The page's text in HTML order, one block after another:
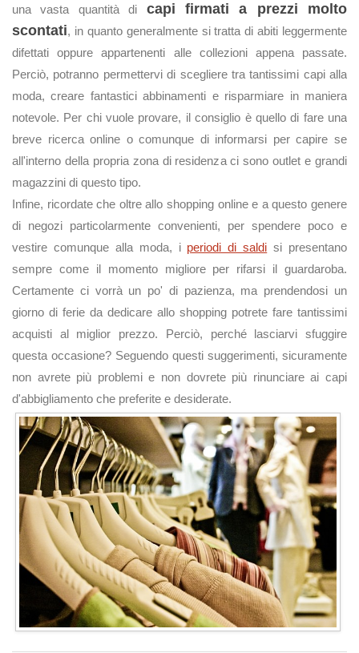
una vasta quantità di capi firmati a prezzi molto
scontati, in quanto generalmente si tratta di abiti leggermente
difettati oppure appartenenti alle collezioni appena passate.
Perciò, potranno permettervi di scegliere tra tantissimi capi alla
moda, creare fantastici abbinamenti e risparmiare in maniera
notevole. Per chi vuole provare, il consiglio è quello di fare una
breve ricerca online o comunque di informarsi per capire se
all'interno della propria zona di residenza ci sono outlet e grandi
magazzini di questo tipo.
Infine, ricordate che oltre allo shopping online e a questo genere
di negozi particolarmente convenienti, per spendere poco e
vestire comunque alla moda, i periodi di saldi si presentano
sempre come il momento migliore per rifarsi il guardaroba.
Certamente ci vorrà un po' di pazienza, ma prendendosi un
giorno di ferie da dedicare allo shopping potrete fare tantissimi
acquisti al miglior prezzo. Perciò, perché lasciarvi sfuggire
questa occasione? Seguendo questi suggerimenti, sicuramente
non avrete più problemi e non dovrete più rinunciare ai capi
d'abbigliamento che preferite e desiderate.